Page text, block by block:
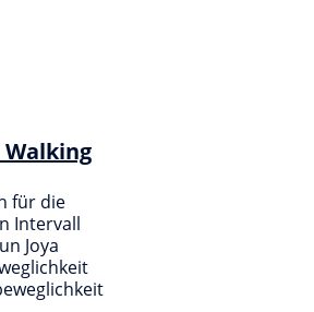
für die
Intervall
Joya